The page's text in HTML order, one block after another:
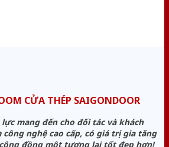
CỬA THÉP SAIGONDOOR
lực mang đến cho đối tác và khách
nghệ cao cấp, có giá trị gia tăng
đồng một tương lai tốt đẹp hơn!